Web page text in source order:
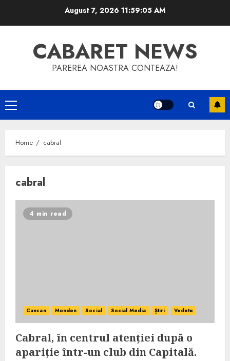
August 7, 2026 11:59:05 AM
CABARET NEWS
PAREREA NOASTRA CONTEAZA!
Primary
Menu
Home cabral
cabral
4 min read
Cancan Monden Social Social Media Știri Vedete
Cabral, în centrul atenției după o
apariție într-un club din Capitală.